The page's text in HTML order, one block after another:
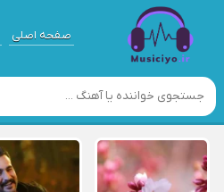
صفحه اصلی